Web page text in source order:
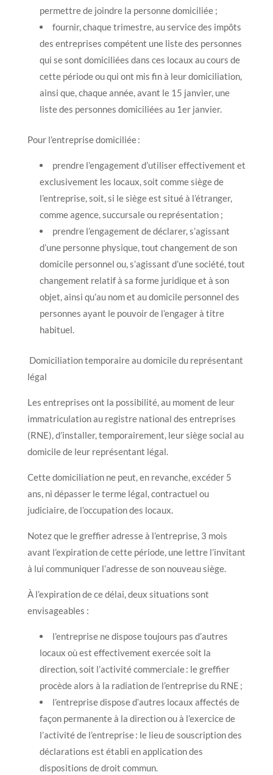
permettre de joindre la personne domiciliée ;
fournir, chaque trimestre, au service des impôts
des entreprises compétent une liste des personnes
qui se sont domiciliées dans ces locaux au cours de
cette période ou qui ont mis fin à leur domiciliation,
ainsi que, chaque année, avant le 15 janvier, une
liste des personnes domiciliées au 1er janvier.
Pour l’entreprise domiciliée :
prendre l’engagement d’utiliser effectivement et
exclusivement les locaux, soit comme siège de
l’entreprise, soit, si le siège est situé à l’étranger,
comme agence, succursale ou représentation ;
prendre l’engagement de déclarer, s’agissant
d’une personne physique, tout changement de son
domicile personnel ou, s’agissant d’une société, tout
changement relatif à sa forme juridique et à son
objet, ainsi qu’au nom et au domicile personnel des
personnes ayant le pouvoir de l’engager à titre
habituel.
Domiciliation temporaire au domicile du représentant
légal
Les entreprises ont la possibilité, au moment de leur
immatriculation au registre national des entreprises
(RNE), d’installer, temporairement, leur siège social au
domicile de leur représentant légal.
Cette domiciliation ne peut, en revanche, excéder 5
ans, ni dépasser le terme légal, contractuel ou
judiciaire, de l’occupation des locaux.
Notez que le greffier adresse à l’entreprise, 3 mois
avant l’expiration de cette période, une lettre l’invitant
à lui communiquer l’adresse de son nouveau siège.
À l’expiration de ce délai, deux situations sont
envisageables :
l’entreprise ne dispose toujours pas d’autres
locaux où est effectivement exercée soit la
direction, soit l’activité commerciale : le greffier
procède alors à la radiation de l’entreprise du RNE ;
l’entreprise dispose d’autres locaux affectés de
façon permanente à la direction ou à l’exercice de
l’activité de l’entreprise : le lieu de souscription des
déclarations est établi en application des
dispositions de droit commun.